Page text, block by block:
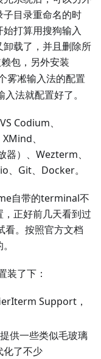
目录重命名的时
打算用搜狗输入
载了，并且删除所
包，另外安装
雾凇输入法的配置
法就配置好了。
Codium、
、
器）、Wezterm、
、Git、Docker。
自带的terminal不
正好前几天看到过
。按照官方文档
装了下：
Support，
供一些类似毛玻璃
化了不少